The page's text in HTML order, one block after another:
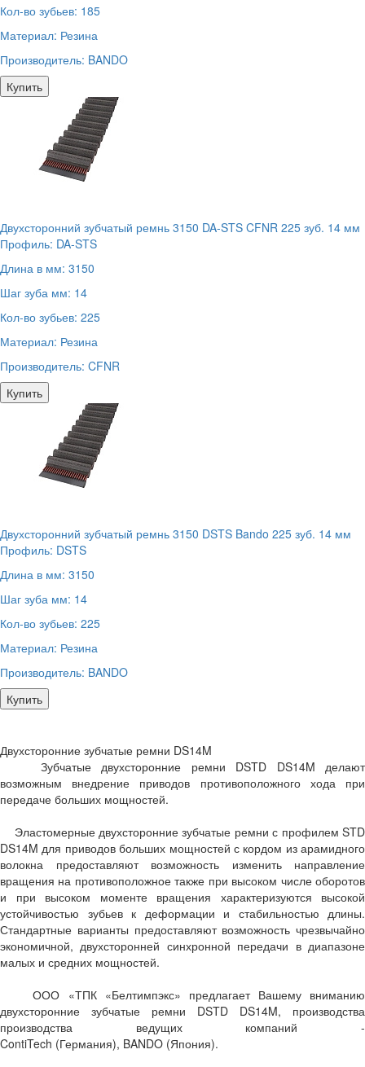
Кол-во зубьев: 185
Материал: Резина
Производитель: BANDO
Купить
Двухсторонний зубчатый ремнь 3150 DA-STS CFNR 225 зуб. 14 мм
Профиль: DA-STS
Длина в мм: 3150
Шаг зуба мм: 14
Кол-во зубьев: 225
Материал: Резина
Производитель: CFNR
Купить
Двухсторонний зубчатый ремнь 3150 DSTS Bando 225 зуб. 14 мм
Профиль: DSTS
Длина в мм: 3150
Шаг зуба мм: 14
Кол-во зубьев: 225
Материал: Резина
Производитель: BANDO
Купить
Двухсторонние зубчатые ремни DS14M
Зубчатые двухсторонние ремни DSTD DS14M делают
возможным внедрение приводов противоположного хода при
передаче больших мощностей.
Эластомерные двухсторонние зубчатые ремни с профилем STD
DS14M для приводов больших мощностей с кордом из арамидного
волокна предоставляют возможность изменить направление
вращения на противоположное также при высоком числе оборотов
и при высоком моменте вращения характеризуются высокой
устойчивостью зубьев к деформации и стабильностью длины.
Стандартные варианты предоставляют возможность чрезвычайно
экономичной, двухсторонней синхронной передачи в диапазоне
малых и средних мощностей.
ООО «ТПК «Белтимпэкс» предлагает Вашему вниманию
двухсторонние зубчатые ремни DSTD DS14M, производства
производства ведущих компаний -
ContiTech (Германия), BANDO (Япония).